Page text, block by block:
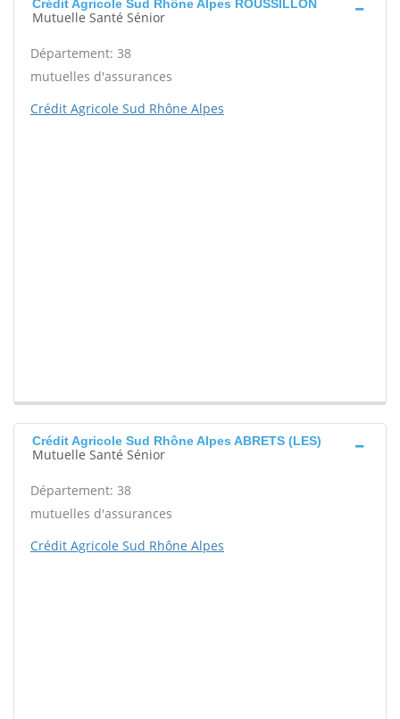
Crédit Agricole Sud Rhône Alpes ROUSSILLON
Mutuelle Santé Sénior
Département: 38
mutuelles d'assurances
Crédit Agricole Sud Rhône Alpes
Crédit Agricole Sud Rhône Alpes ABRETS (LES)
Mutuelle Santé Sénior
Département: 38
mutuelles d'assurances
Crédit Agricole Sud Rhône Alpes